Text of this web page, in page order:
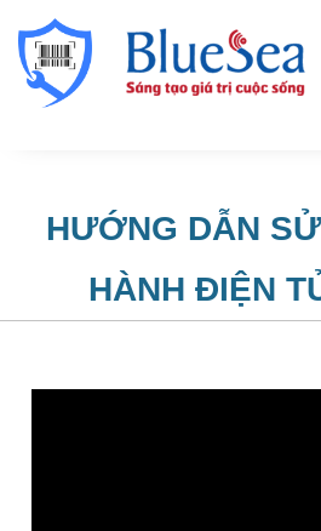
HƯỚNG DẪN
HÀNH ĐIỆN